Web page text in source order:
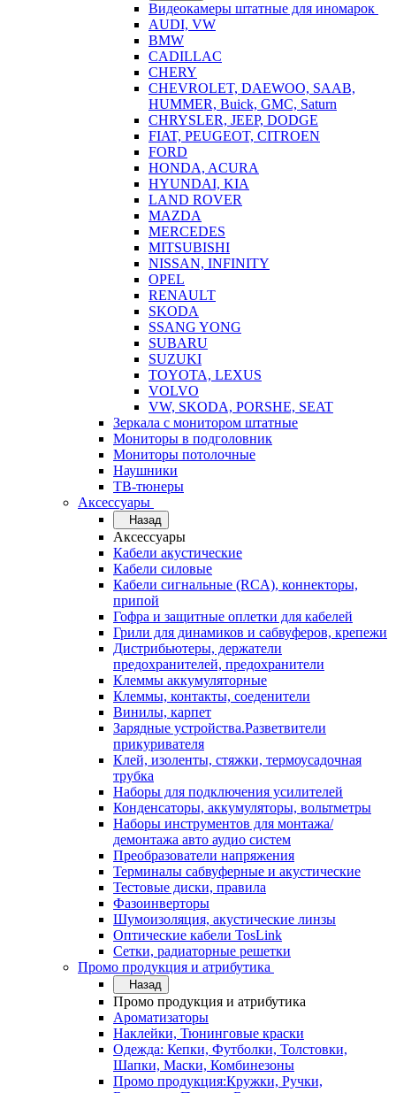
Видеокамеры штатные для иномарок
AUDI, VW
BMW
CADILLAC
CHERY
CHEVROLET, DAEWOO, SAAB,
HUMMER, Buick, GMC, Saturn
CHRYSLER, JEEP, DODGE
FIAT, PEUGEOT, CITROEN
FORD
HONDA, ACURA
HYUNDAI, KIA
LAND ROVER
MAZDA
MERCEDES
MITSUBISHI
NISSAN, INFINITY
OPEL
RENAULT
SKODA
SSANG YONG
SUBARU
SUZUKI
TOYOTA, LEXUS
VOLVO
VW, SKODA, PORSHE, SEAT
Зеркала с монитором штатные
Мониторы в подголовник
Мониторы потолочные
Наушники
ТВ-тюнеры
Аксессуары
Назад
Аксессуары
Кабели акустические
Кабели силовые
Кабели сигнальные (RCA), коннекторы,
припой
Гофра и защитные оплетки для кабелей
Грили для динамиков и сабвуферов, крепежи
Дистрибьютеры, держатели
предохранителей, предохранители
Клеммы аккумуляторные
Клеммы, контакты, соеденители
Винилы, карпет
Зарядные устройства.Разветвители
прикуривателя
Клей, изоленты, стяжки, термоусадочная
трубка
Наборы для подключения усилителей
Конденсаторы, аккумуляторы, вольтметры
Наборы инструментов для монтажа/
демонтажа авто аудио систем
Преобразователи напряжения
Терминалы сабвуферные и акустические
Тестовые диски, правила
Фазоинверторы
Шумоизоляция, акустические линзы
Оптические кабели TosLink
Сетки, радиаторные решетки
Промо продукция и атрибутика
Назад
Промо продукция и атрибутика
Ароматизаторы
Наклейки, Тюнинговые краски
Одежда: Кепки, Футболки, Толстовки,
Шапки, Маски, Комбинезоны
Промо продукция:Кружки, Ручки,